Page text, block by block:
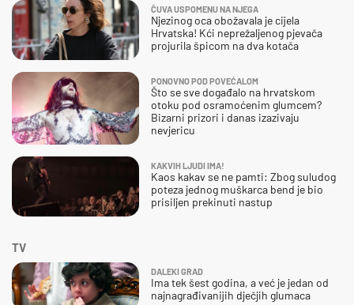
ČUVA USPOMENU NA NJEGA
Njezinog oca obožavala je cijela
Hrvatska! Kći neprežaljenog pjevača
projurila špicom na dva kotača
PONOVNO POD POVEĆALOM
Što se sve događalo na hrvatskom
otoku pod osramoćenim glumcem?
Bizarni prizori i danas izazivaju
nevjericu
KAKVIH LJUDI IMA!
Kaos kakav se ne pamti: Zbog suludog
poteza jednog muškarca bend je bio
prisiljen prekinuti nastup
TV
DALEKI GRAD
Ima tek šest godina, a već je jedan od
najnagrađivanijih dječjih glumaca